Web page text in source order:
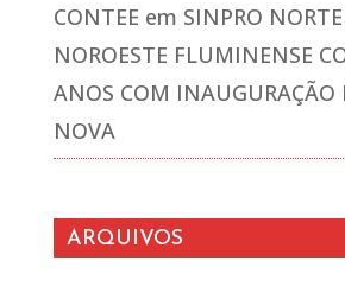
CONTEE em SINPRO NORTE
NOROESTE FLUMINENSE
ANOS COM INAUGURAÇÃO
NOVA
ARQUIVOS